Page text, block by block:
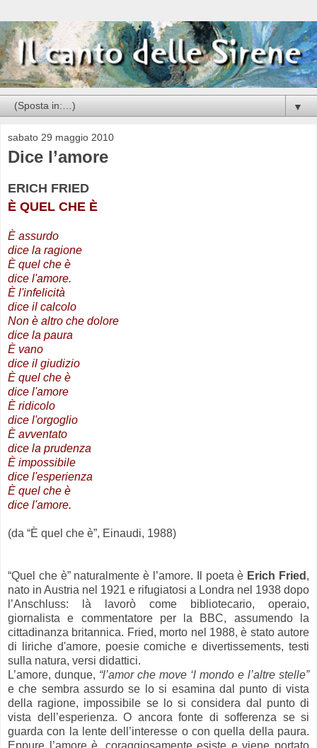
▼
sabato 29 maggio 2010
Dice l’amore
ERICH FRIED
È QUEL CHE È
È assurdo
dice la ragione
È quel che è
dice l'amore.
È l'infelicità
dice il calcolo
Non è altro che dolore
dice la paura
È vano
dice il giudizio
È quel che è
dice l'amore
È ridicolo
dice l'orgoglio
È avventato
dice la prudenza
È impossibile
dice l'esperienza
È quel che è
dice l'amore.
(da “È quel che è”, Einaudi, 1988)
“Quel che è” naturalmente è l’amore. Il poeta è Erich Fried ,
nato in Austria nel 1921 e rifugiatosi a Londra nel 1938 dopo
l’Anschluss: là lavorò come bibliotecario, operaio,
giornalista e commentatore per la BBC, assumendo la
cittadinanza britannica. Fried, morto nel 1988, è stato autore
di liriche d'amore, poesie comiche e divertissements, testi
sulla natura, versi didattici.
L’amore, dunque, “l’amor che move ‘l mondo e l’altre stelle”
e che sembra assurdo se lo si esamina dal punto di vista
della ragione, impossibile se lo si considera dal punto di
vista dell’esperienza. O ancora fonte di sofferenza se si
guarda con la lente dell’interesse o con quella della paura.
Eppure l’amore è, coraggiosamente esiste e viene portato